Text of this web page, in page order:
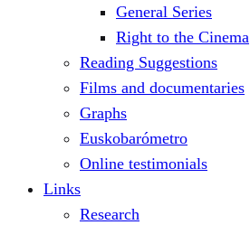
General Series
Right to the Cinema
Reading Suggestions
Films and documentaries
Graphs
Euskobarómetro
Online testimonials
Links
Research